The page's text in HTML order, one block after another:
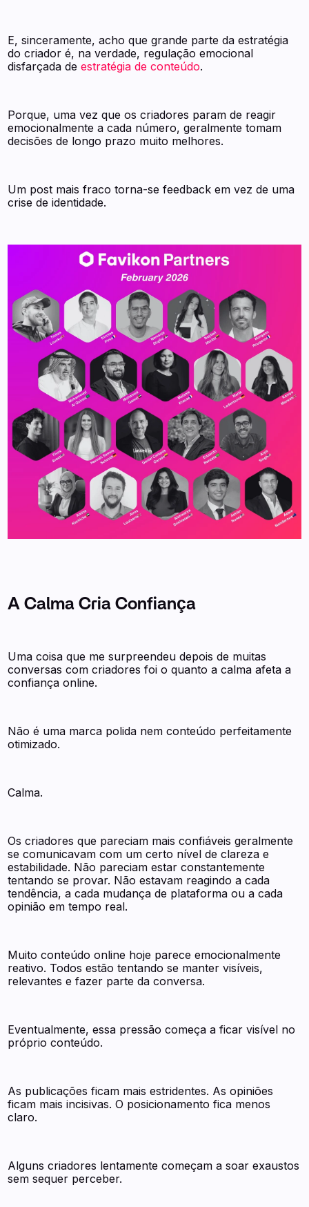
E, sinceramente, acho que grande parte da estratégia
do criador é, na verdade, regulação emocional
disfarçada deestratégia de conteúdo.
Porque, uma vez que os criadores param de reagir
emocionalmente a cada número, geralmente tomam
decisões de longo prazo muito melhores.
Um post mais fraco torna-se feedback em vez de uma
crise de identidade.
A Calma Cria Confiança
Uma coisa que me surpreendeu depois de muitas
conversas com criadores foi o quanto a calma afeta a
confiança online.
Não é uma marca polida nem conteúdo perfeitamente
otimizado.
Calma.
Os criadores que pareciam mais confiáveis geralmente
se comunicavam com um certo nível de clareza e
estabilidade. Não pareciam estar constantemente
tentando se provar. Não estavam reagindo a cada
tendência, a cada mudança de plataforma ou a cada
opinião em tempo real.
Muito conteúdo online hoje parece emocionalmente
reativo. Todos estão tentando se manter visíveis,
relevantes e fazer parte da conversa.
Eventualmente, essa pressão começa a ficar visível no
próprio conteúdo.
As publicações ficam mais estridentes. As opiniões
ficam mais incisivas. O posicionamento fica menos
claro.
Alguns criadores lentamente começam a soar exaustos
sem sequer perceber.